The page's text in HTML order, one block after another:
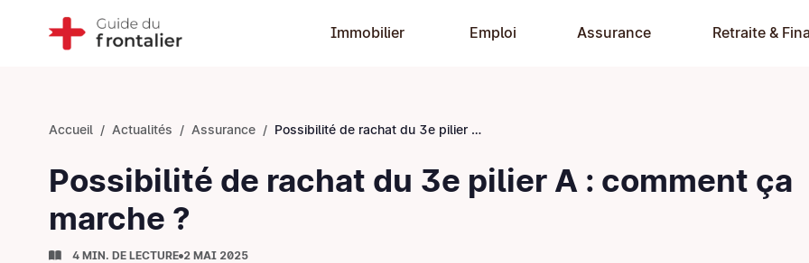
Immobilier Emploi Assurance Retraite &
Accueil Actualités Assurance Possibilité de rachat du 3e pilier A : comment ça marche ?
Possibilité de rachat du 3e pilier A : comment ça
marche ?
4 MIN. DE LECTURE 2 MAI 2025